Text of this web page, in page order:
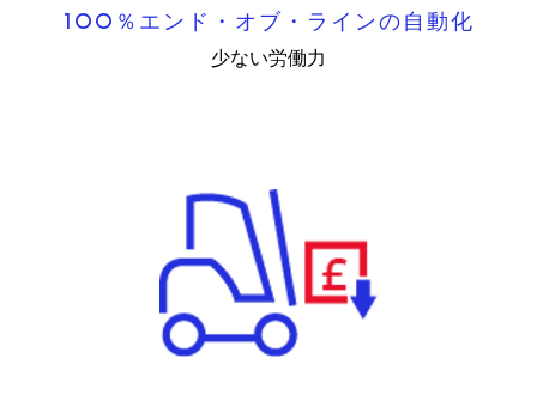
100％エンド・オブ・ラインの自動化
少ない労働力